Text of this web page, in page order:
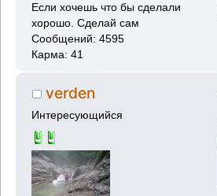
Если хочешь что бы сделали
хорошо. Сделай сам
Сообщений: 4595
Карма: 41
verden
Интересующийся